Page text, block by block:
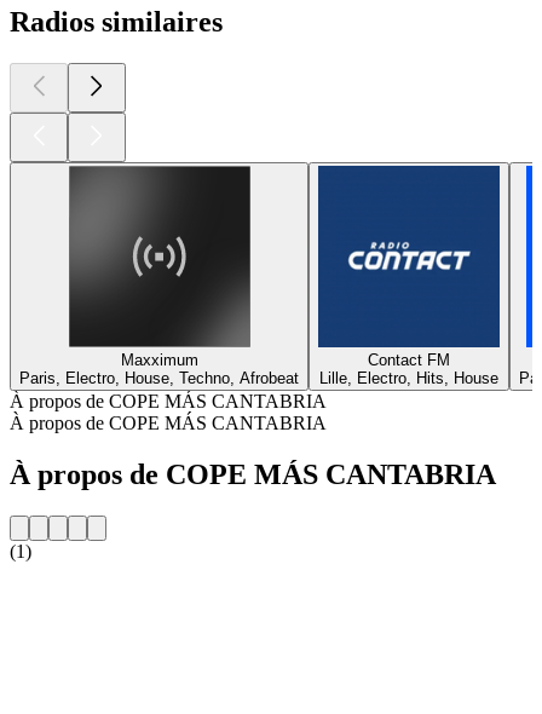
Radios similaires
Maxximum
Paris, Electro, House, Techno, Afrobeat
Contact FM
Lille, Electro, Hits, House
À propos de COPE MÁS CANTABRIA
À propos de COPE MÁS CANTABRIA
À propos de COPE MÁS CANTABRIA
(1)